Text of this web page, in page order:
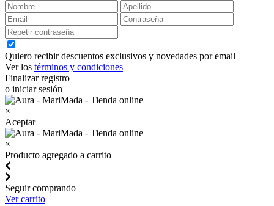
Quiero recibir descuentos exclusivos y novedades por email
Ver los términos y condiciones
Finalizar registro
o iniciar sesión
×
Aceptar
×
Producto agregado a carrito
Seguir comprando
Ver carrito